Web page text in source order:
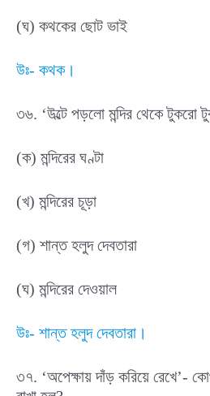
(ঘ) কথকের ছোট ভাই
উঃ- কথক।
৩৬. ‘উল্টে পড়লো মন্দির থেকে টুকরো
(ক) মন্দিরের ঘণ্টা
(খ) মন্দিরের চূড়া
(গ) শান্ত হলুদ দেবতারা
(ঘ) মন্দিরের দেওয়াল
উঃ- শান্ত হলুদ দেবতারা।
৩৭. ‘অপেক্ষায় দাঁড় করিয়ে রেখে’-